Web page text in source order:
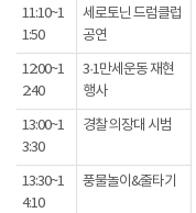
11:10~1
1:50
세로토닌 드럼클럽
공연
12:00~1
2:40
3·1만세운동 재현
행사
13:00~1
3:30
경찰 의장대 시범
13:30~1
4:10
풍물놀이&줄타기